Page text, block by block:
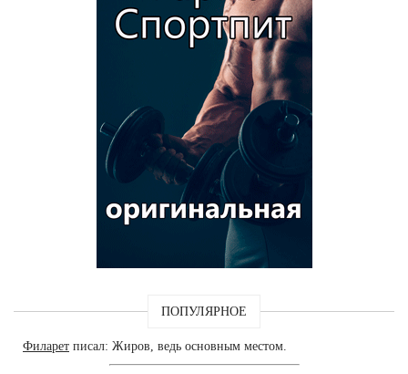
ПОПУЛЯРНОЕ
Филарет писал: Жиров, ведь основным местом.